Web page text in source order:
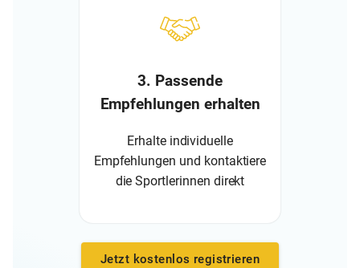
3. Passende
Empfehlungen erhalten
Erhalte individuelle
Empfehlungen und kontaktiere
die Sportlerinnen direkt
Jetzt kostenlos registrieren